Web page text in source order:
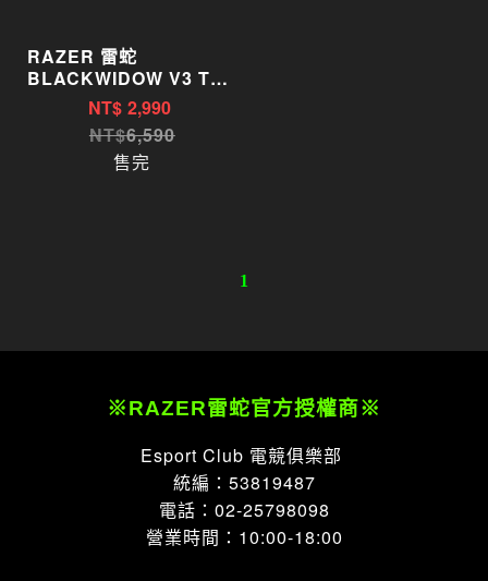
RAZER 雷蛇
BLACKWIDOW V3 TKL
黑寡婦 V3 TKL 寶可夢聯
名款電競鍵盤 綠軸
NT$ 2,990
6,590
售完
1
※RAZER雷蛇官方授權商※
Esport Club 電競俱樂部
統編：53819487
電話：02-25798098
營業時間：10:00-18:00